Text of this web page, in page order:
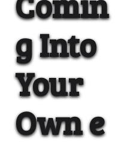
g Into
Your
Own e